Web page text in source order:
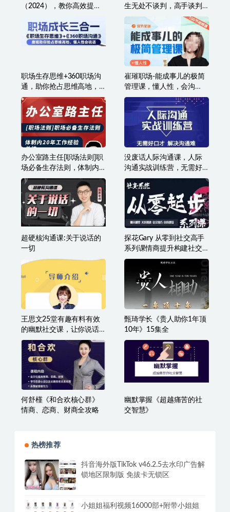
（2024），教你高效提升
生无处不谈判，高手谈判
好成交
职场生存思维+360职场沟
通，助你抢占思维高地，
懂人性会说话
崔璀职场-能成事儿的极简
管理课，懂人性，会沟
通，能成事儿
办公室路主任[职场法则]职
场必备生存法则，体制内
20年工作经验总结
没废话人际沟通课，人际
沟通实战训练营，无需好
口才解决沟通难问题（26
节课）
超硬核沟通课:关于说话的
一切
探花Gary 从零到社交高手
系列课情商提升构建社交
体系
王思文25堂有趣有料有效
的幽默社交课，让你说话
有魅力，社交更轻松
甄琦学长《贵人助你1年顶
10年》15集全
何舒槿《和合欢核心群》
情商、恋商、财商全攻略
幽默掌握《超越痛苦的社
交智慧》
热榜推荐
抖音海外版TikTok v46.2.5去水印广告解
锁地区限制版 免拔卡无锁区
小姐姐福利视频16000部+附带小姐姐